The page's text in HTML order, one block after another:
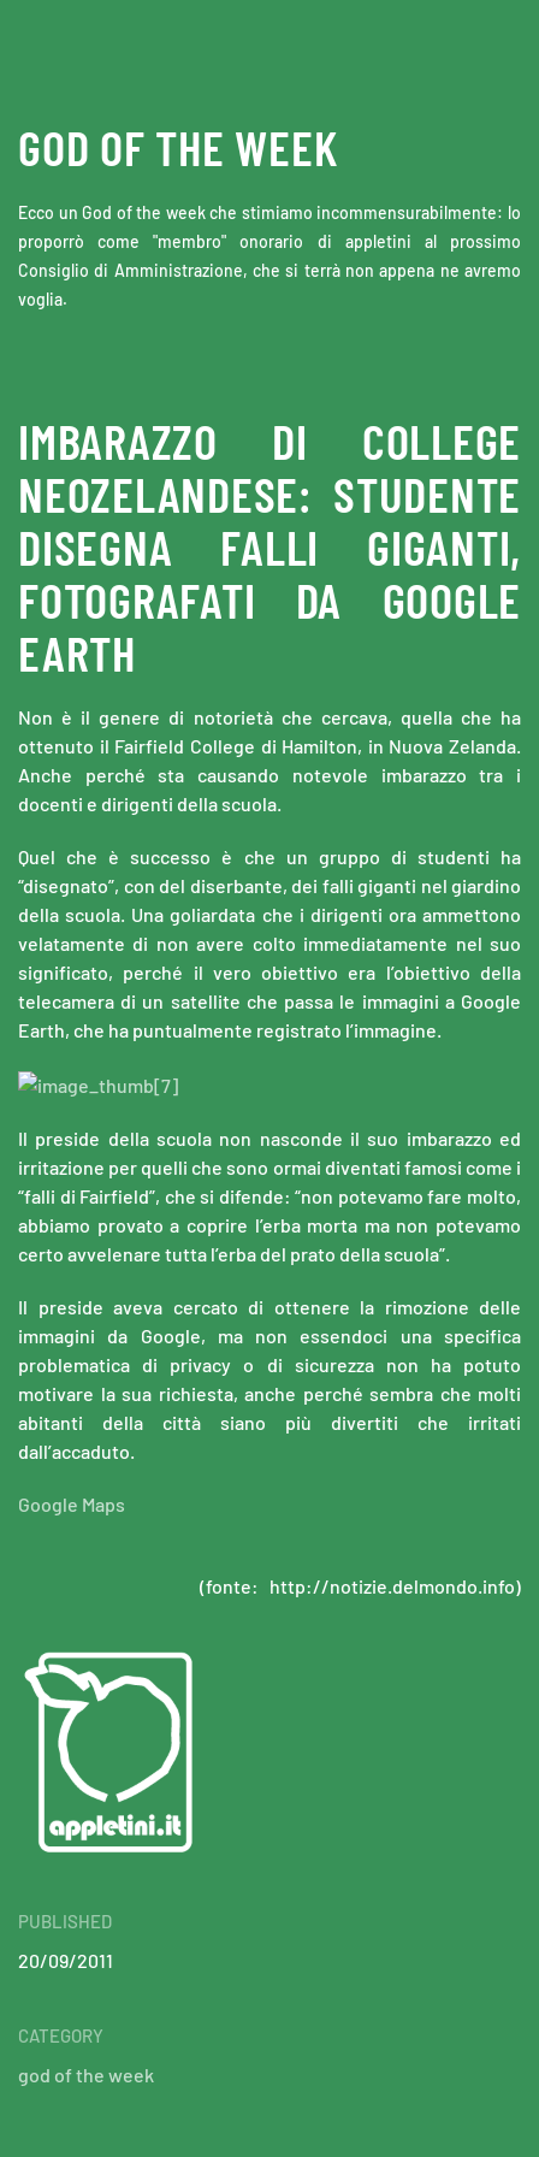
GOD OF THE WEEK
Ecco un God of the week che stimiamo incommensurabilmente: lo
proporrò come "membro" onorario di appletini al prossimo
Consiglio di Amministrazione, che si terrà non appena ne avremo
voglia.
IMBARAZZO DI COLLEGE
NEOZELANDESE: STUDENTE
DISEGNA FALLI GIGANTI,
FOTOGRAFATI DA GOOGLE
EARTH
Non è il genere di notorietà che cercava, quella che ha
ottenuto il Fairfield College di Hamilton, in Nuova Zelanda.
Anche perché sta causando notevole imbarazzo tra i
docenti e dirigenti della scuola.
Quel che è successo è che un gruppo di studenti ha
“disegnato”, con del diserbante, dei falli giganti nel giardino
della scuola. Una goliardata che i dirigenti ora ammettono
velatamente di non avere colto immediatamente nel suo
significato, perché il vero obiettivo era l’obiettivo della
telecamera di un satellite che passa le immagini a Google
Earth, che ha puntualmente registrato l’immagine.
Il preside della scuola non nasconde il suo imbarazzo ed
irritazione per quelli che sono ormai diventati famosi come i
“falli di Fairfield”, che si difende: “non potevamo fare molto,
abbiamo provato a coprire l’erba morta ma non potevamo
certo avvelenare tutta l’erba del prato della scuola”.
Il preside aveva cercato di ottenere la rimozione delle
immagini da Google, ma non essendoci una specifica
problematica di privacy o di sicurezza non ha potuto
motivare la sua richiesta, anche perché sembra che molti
abitanti della città siano più divertiti che irritati
dall’accaduto.
Google Maps
(fonte: http://notizie.delmondo.info)
PUBLISHED
20/09/2011
CATEGORY
god of the week